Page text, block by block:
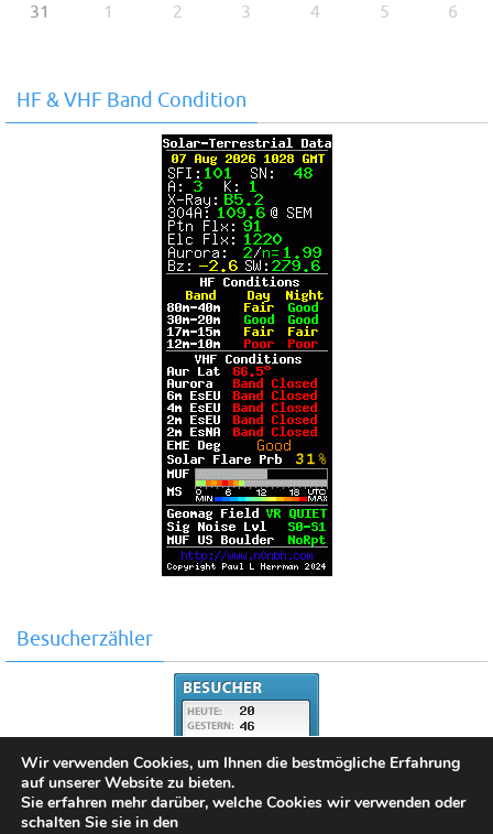
31 1 2 3 4 5 6
HF & VHF Band Condition
Besucherzähler
Wir verwenden Cookies, um Ihnen die bestmögliche Erfahrung
auf unserer Website zu bieten.
Sie erfahren mehr darüber, welche Cookies wir verwenden oder
schalten Sie sie in den